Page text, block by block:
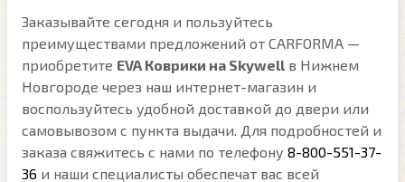
Заказывайте сегодня и пользуйтесь
преимуществами предложений от CARFORMA —
приобретите EVA Коврики на Skywell в Нижнем
Новгороде через наш интернет-магазин и
воспользуйтесь удобной доставкой до двери или
самовывозом с пункта выдачи. Для подробностей и
заказа свяжитесь с нами по телефону 8-800-551-37-
36 и наши специалисты обеспечат вас всей